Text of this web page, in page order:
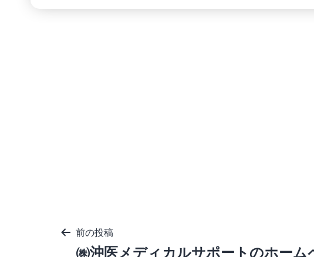
投
前の投稿
㈱沖医メディカルサポートのホーム